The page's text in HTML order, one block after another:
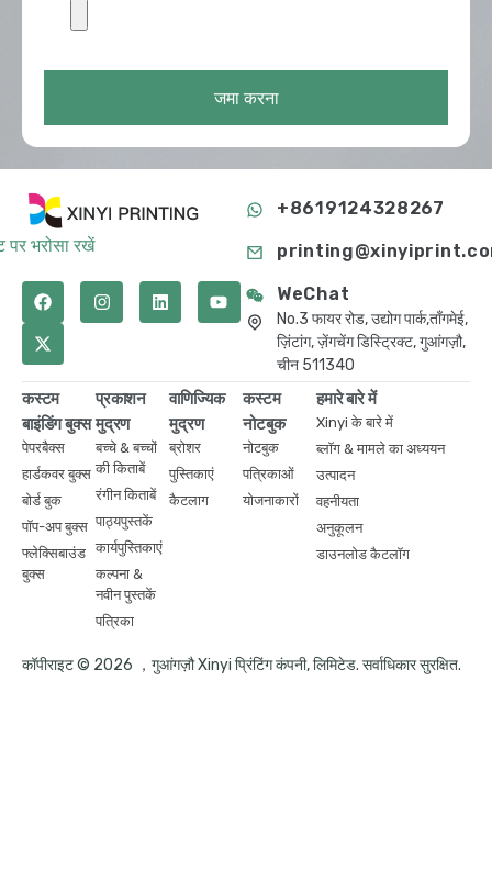
जमा करना
पर भरोसा रखें
+8619124328267
WeChat
No.3 फायर रोड, उद्योग पार्क,ताँगमेई,
ज़िंटांग, ज़ेंगचेंग डिस्ट्रिक्ट, गुआंगज़ौ,
चीन 511340
कस्टम
बाइंडिंग बुक्स
पेपरबैक्स
हार्डकवर बुक्स
बोर्ड बुक
पॉप-अप बुक्स
फ्लेक्सिबाउंड
बुक्स
प्रकाशन
मुद्रण
बच्चे & बच्चों
की किताबें
रंगीन किताबें
पाठ्यपुस्तकें
कार्यपुस्तिकाएं
कल्पना &
नवीन पुस्तकें
पत्रिका
वाणिज्यिक
मुद्रण
ब्रोशर
पुस्तिकाएं
कैटलाग
कस्टम
नोटबुक
नोटबुक
पत्रिकाओं
योजनाकारों
हमारे बारे में
Xinyi के बारे में
ब्लॉग & मामले का अध्ययन
उत्पादन
वहनीयता
अनुकूलन
डाउनलोड कैटलॉग
कॉपीराइट © 2026 ，गुआंगज़ौ Xinyi प्रिंटिंग कंपनी, लिमिटेड. सर्वाधिकार सुरक्षित.